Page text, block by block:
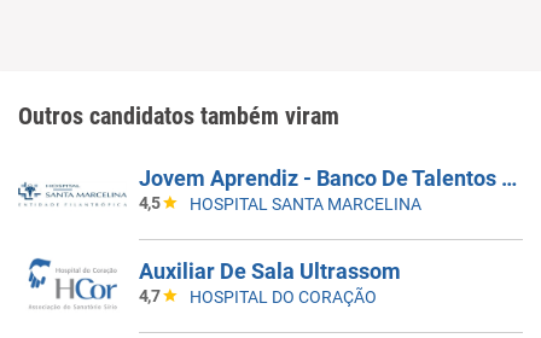
Outros candidatos também viram
Jovem Aprendiz - Banco De Talentos Do Programa De Aprendizagem Santa Marcelina Saúde 2026
4,5 HOSPITAL SANTA MARCELINA
Auxiliar De Sala Ultrassom
4,7 HOSPITAL DO CORAÇÃO